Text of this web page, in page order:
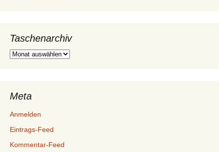
Taschenarchiv
Taschenarchiv
Meta
Anmelden
Eintrags-Feed
Kommentar-Feed